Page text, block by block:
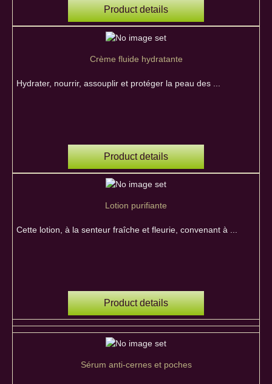
Product details
Crème fluide hydratante
Hydrater, nourrir, assouplir et protéger la peau des ...
Product details
Lotion purifiante
Cette lotion, à la senteur fraîche et fleurie, convenant à ...
Product details
Sérum anti-cernes et poches